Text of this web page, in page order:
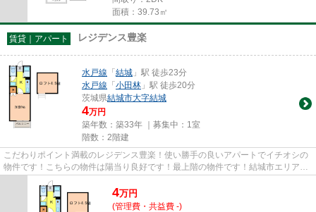
面積：39.73㎡
賃貸｜アパート レジデンス豊楽
水戸線 「結城 」駅 徒歩23分
水戸線 「小田林 」駅 徒歩20分
茨城県結城市大字結城
4万円
築年数：築33年 ｜募集中： 1室
階数：2階建
こだわりポイント満載のレジデンス豊楽！使い勝手の良いアパートでイチオシの
物件です！こちらの物件は陽当り良好です！最上階の物件です！結城市エリアに
ある賃貸情報のことなら、地...
4万円
(管理費・共益費 -)